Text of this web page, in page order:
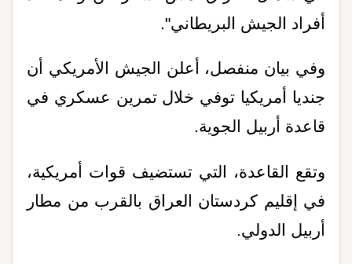
أفراد الجيش البريطاني".
وفي بيان منفصل، أعلن الجيش الأمريكي أن
جنديا أمريكيا توفي خلال تمرين عسكري في
قاعدة أربيل الجوية.
وتقع القاعدة، التي تستضيف قوات أمريكية،
في إقليم كردستان العراق بالقرب من مطار
أربيل الدولي.